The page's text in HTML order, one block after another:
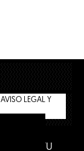
LEGAL Y
AFILIATU